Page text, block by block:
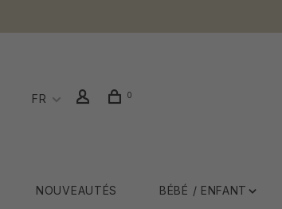
FR 0
NOUVEAUTÉS BÉBÉ / ENFANT